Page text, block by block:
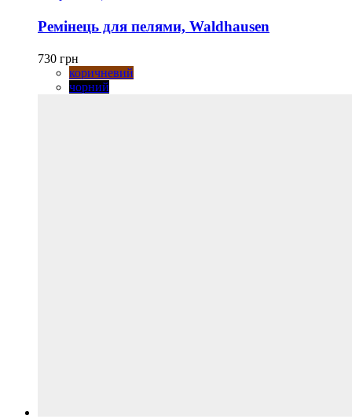
має
кілька
Параметри
можна
вибрати
Ремінець для пелями, Waldhausen
730 грн
коричневий
чорний